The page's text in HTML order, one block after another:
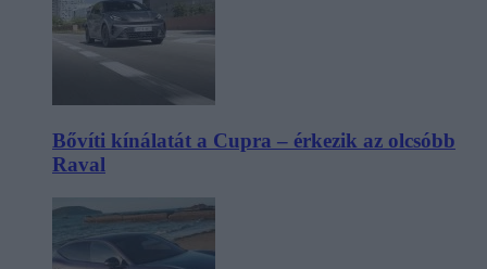
Bővíti kínálatát a Cupra – érkezik az olcsóbb
Raval